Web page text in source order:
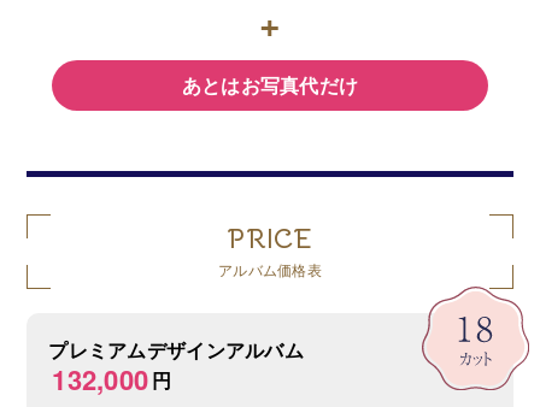
あとはお写真代だけ
PRICE
アルバム価格表
プレミアムデザインアルバム
132,000円